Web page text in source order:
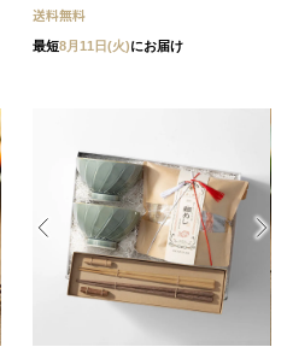
送料無料
最短8月11日(火)にお届け